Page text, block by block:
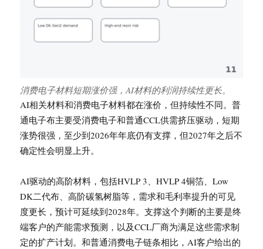
消费电子材料短期涨价强，AI材料的利润持续性更长。
AI相关材料和消费电子材料都在涨价，但持续性不同。普
通电子布主要受消费电子和普通CCL供需挤压驱动，短期
涨势很强，至少到2026年年底仍有支撑，但2027年之后不
确定性会明显上升。
AI驱动的高阶材料，包括HVLP 3、HVLP 4铜箔、Low
DK二代布、高阶碳氢树脂等，需求和毛利率提升的可见
度更长，预计可延续到2028年。支撑这个判断的主要是终
端客户的产能需求预测，以及CCL厂商为满足这些需求制
定的扩产计划。和普通消费电子链条相比，AI客户给出的